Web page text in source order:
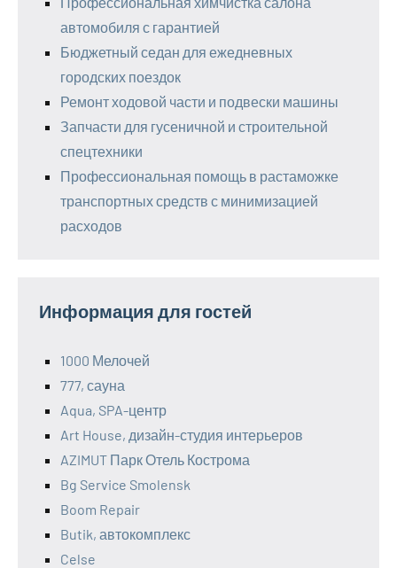
автомобиля с гарантией
Бюджетный седан для ежедневных
городских поездок
Ремонт ходовой части и подвески машины
Запчасти для гусеничной и строительной
спецтехники
Профессиональная помощь в растаможке
транспортных средств с минимизацией
расходов
Информация для гостей
1000 Мелочей
777, сауна
Aqua, SPA-центр
Art House, дизайн-студия интерьеров
AZIMUT Парк Отель Кострома
Bg Service Smolensk
Boom Repair
Butik, автокомплекс
Celse